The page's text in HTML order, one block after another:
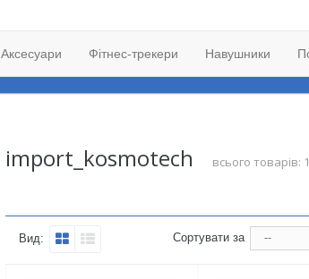
Аксесуари Фітнес-трекери Навушники
import_kosmotech всього товарів:
Вид: Сортувати за --